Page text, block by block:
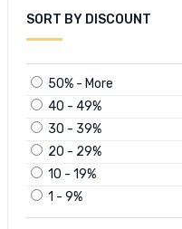
SORT BY DISCOUNT
50% - More
40 - 49%
30 - 39%
20 - 29%
10 - 19%
1 - 9%